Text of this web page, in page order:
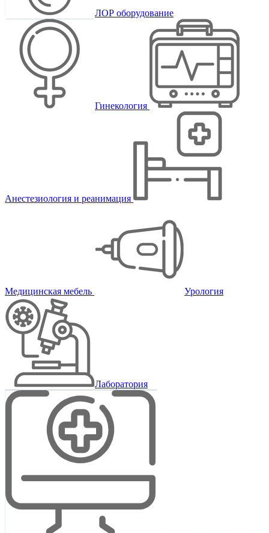
ЛОР оборудование
Гинекология
Анестезиология и реанимация
Медицинская мебель Урология
Лаборатория